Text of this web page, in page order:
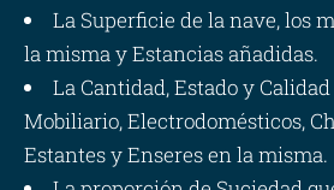
La Superficie de la nave, los
la misma y Estancias añadidas.
La Cantidad, Estado y
Mobiliario, Electrodomésticos,
Estantes y Enseres en la misma.